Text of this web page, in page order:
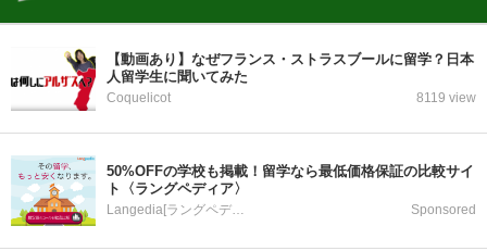
【動画あり】なぜフランス・ストラスブールに留学？日本
人留学生に聞いてみた
Coquelicot 8119 view
50%OFFの学校も掲載！留学なら最低価格保証の比較サイ
ト〈ラングペディア〉
Langedia[ラングペディア] Sponsored